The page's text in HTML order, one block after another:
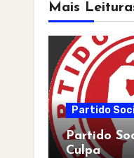
Mais
Partido
Partido
Culpa